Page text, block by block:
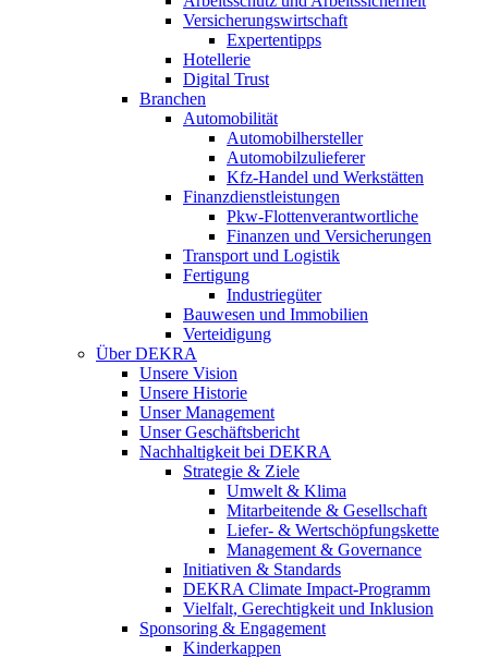
Versicherungswirtschaft
Expertentipps
Hotellerie
Digital Trust
Branchen
Automobilität
Automobilhersteller
Automobilzulieferer
Kfz-Handel und Werkstätten
Finanzdienstleistungen
Pkw‑Flottenverantwortliche
Finanzen und Versicherungen
Transport und Logistik
Fertigung
Industriegüter
Bauwesen und Immobilien
Verteidigung
Über DEKRA
Unsere Vision
Unsere Historie
Unser Management
Unser Geschäftsbericht
Nachhaltigkeit bei DEKRA
Strategie & Ziele
Umwelt & Klima
Mitarbeitende & Gesellschaft
Liefer- & Wertschöpfungskette
Management & Governance
Initiativen & Standards
DEKRA Climate Impact-Programm
Vielfalt, Gerechtigkeit und Inklusion​
Sponsoring & Engagement
Kinderkappen